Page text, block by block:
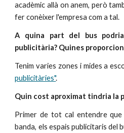
acadèmic allà on anem, però
fer conèixer l'empresa com a tal.
A quina part del bus
publicitària? Quines
Tenim varies zones i mides a
publicitàries".
Quin cost aproximat tindria la
Primer de tot cal entendre
banda, els espais publicitaris del